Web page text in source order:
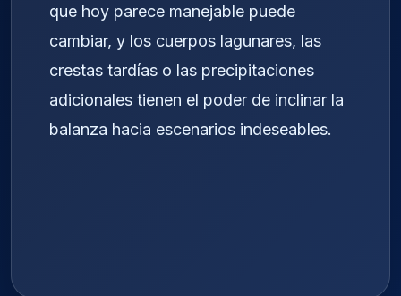
que hoy parece manejable puede
cambiar, y los cuerpos lagunares, las
crestas tardías o las precipitaciones
adicionales tienen el poder de inclinar la
balanza hacia escenarios indeseables.